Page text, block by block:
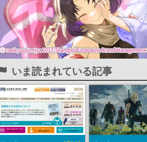
いま読まれている記事